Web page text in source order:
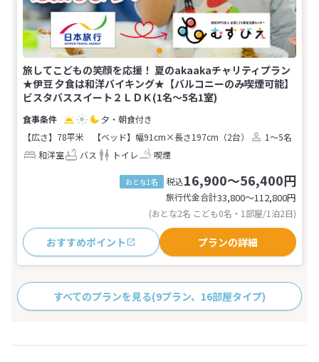
旅してこどもの笑顔を応援！ 夏のakaakaチャリティプラン
★伊豆 夕食は和洋バイキング★【バルコニーのみ喫煙可能】
ビスタバススイート２ＬＤＫ(1名～5名1室)
夕・朝食付き
【広さ】78平米
【ベッド】幅91cm×長さ197cm（2台）
1～5名
和洋室
バス トイレ 喫煙
おとな1名 税込16,900～56,400円
旅行代金合計33,800〜112,800円
(おとな2名 こども0名・1部屋/1泊2日)
おすすめポイント プランの詳細
すべてのプランを見る(9プラン、16部屋タイプ)